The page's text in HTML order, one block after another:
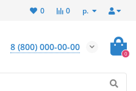
р.
0
0
8 (800) 000-00-00
0